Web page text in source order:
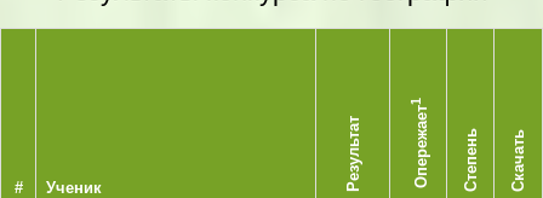
# Ученик Результат Опережает
1
Степень Скачать